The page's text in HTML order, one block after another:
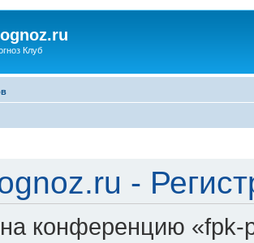
Клуб
-
конференцию